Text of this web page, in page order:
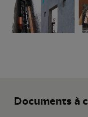
Documents à